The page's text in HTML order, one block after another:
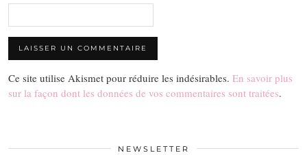
Ce site utilise Akismet pour réduire les indésirables. En savoir plus
sur la façon dont les données de vos commentaires sont traitées.
NEWSLETTER